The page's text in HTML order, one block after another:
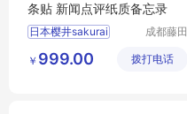
条贴 新闻点评纸质备忘录
日本樱井sakurai
成都藤田
公司
￥ 999.00 拨打电话